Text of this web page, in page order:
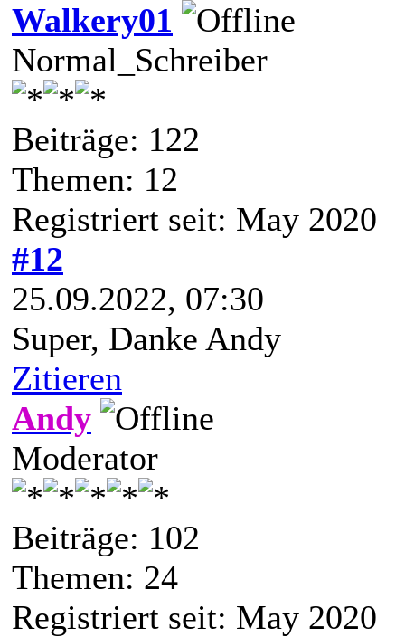
Walkery01
Normal_Schreiber
Beiträge: 122
Themen: 12
Registriert seit: May 2020
#12
25.09.2022, 07:30
Super, Danke Andy
Zitieren
Andy
Moderator
Beiträge: 102
Themen: 24
Registriert seit: May 2020